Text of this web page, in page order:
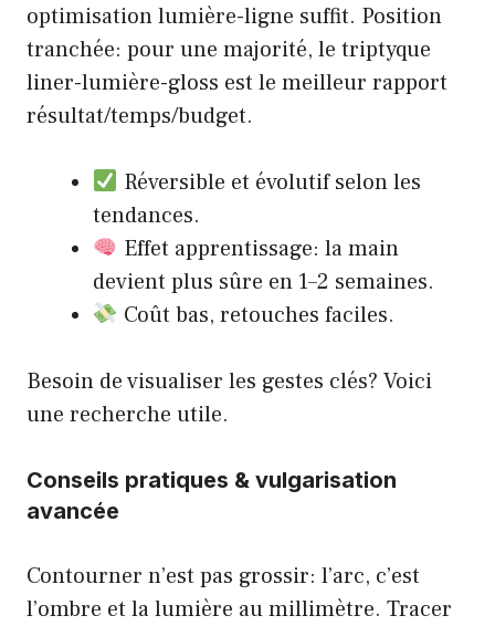
optimisation lumière-ligne suffit. Position
tranchée: pour une majorité, le triptyque
liner-lumière-gloss est le meilleur rapport
résultat/temps/budget.
Réversible et évolutif selon les
tendances.
Effet apprentissage: la main
devient plus sûre en 1–2 semaines.
Coût bas, retouches faciles.
Besoin de visualiser les gestes clés? Voici
une recherche utile.
Conseils pratiques & vulgarisation
avancée
Contourner n’est pas grossir: l’arc, c’est
l’ombre et la lumière au millimètre. Tracer